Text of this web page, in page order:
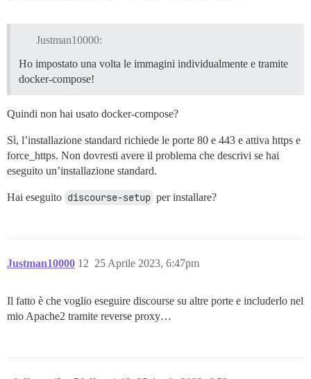
Justman10000:
Ho impostato una volta le immagini individualmente e tramite
docker-compose!
Quindi non hai usato docker-compose?
Sì, l’installazione standard richiede le porte 80 e 443 e attiva https e
force_https. Non dovresti avere il problema che descrivi se hai
eseguito un’installazione standard.
Hai eseguito discourse-setup per installare?
Justman10000 25 Aprile 2023, 6:47pm
12
Il fatto è che voglio eseguire discourse su altre porte e includerlo nel
mio Apache2 tramite reverse proxy…